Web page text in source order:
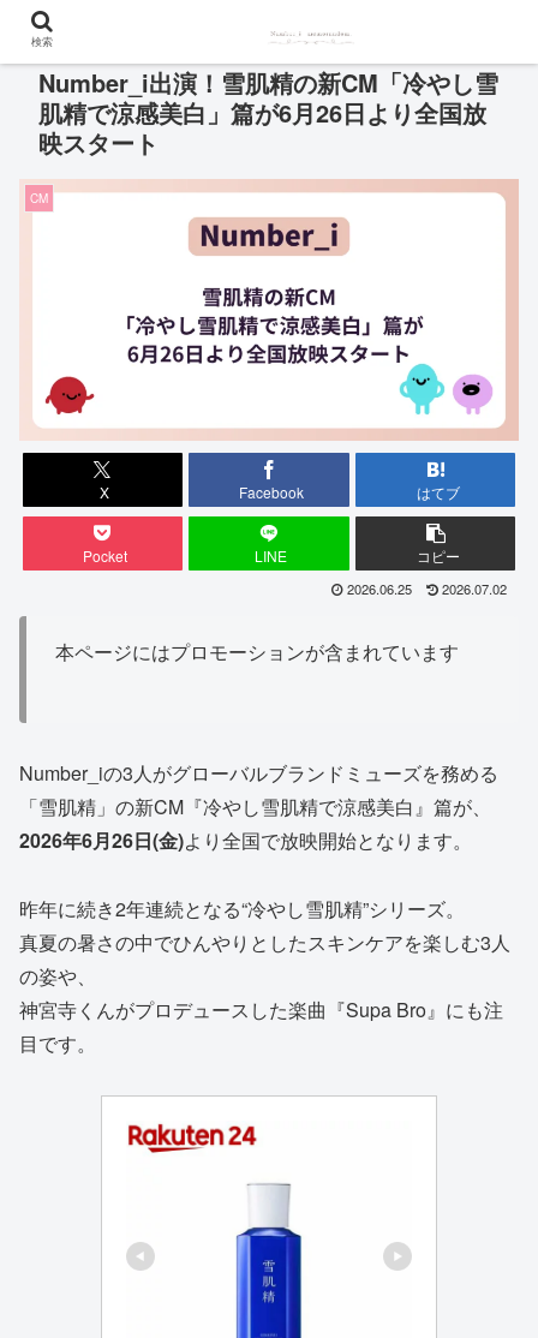
Number_i出演！雪肌精の新CM「冷やし雪
肌精で涼感美白」篇が6月26日より全国放
映スタート
CM
X Facebook はてブ
Pocket LINE コピー
2026.06.25 2026.07.02
本ページにはプロモーションが含まれています
Number_iの3人がグローバルブランドミューズを務める
「雪肌精」の新CM『冷やし雪肌精で涼感美白』篇が、
2026年6月26日(金)より全国で放映開始となります。
昨年に続き2年連続となる“冷やし雪肌精”シリーズ。
真夏の暑さの中でひんやりとしたスキンケアを楽しむ3人
の姿や、
神宮寺くんがプロデュースした楽曲『Supa Bro』にも注
目です。
検索